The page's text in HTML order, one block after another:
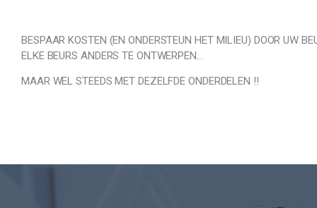
BESPAAR KOSTEN (EN ONDERSTEUN HET MILIEU) DOOR UW
ELKE BEURS ANDERS TE ONTWERPEN…
MAAR WEL STEEDS MET DEZELFDE ONDERDELEN !!